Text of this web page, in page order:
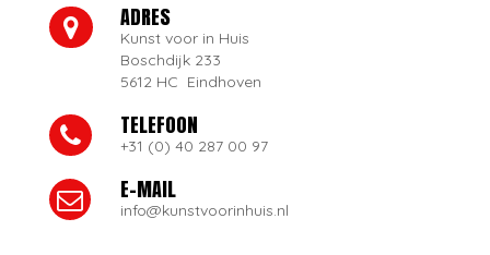
ADRES
Kunst voor in Huis
Boschdijk 233
5612 HC Eindhoven
TELEFOON
+31 (0) 40 287 00 97
E-MAIL
info@kunstvoorinhuis.nl